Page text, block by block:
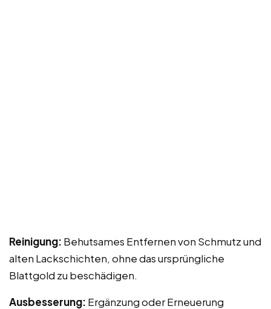
Reinigung: Behutsames Entfernen von Schmutz und
alten Lackschichten, ohne das ursprüngliche
Blattgold zu beschädigen.
Ausbesserung: Ergänzung oder Erneuerung